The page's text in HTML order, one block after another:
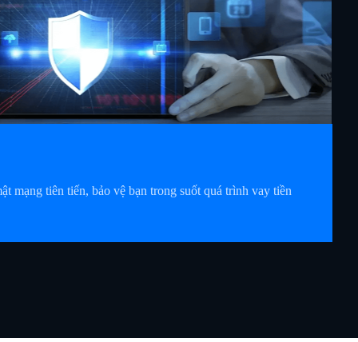
mạng tiên tiến, bảo vệ bạn trong suốt quá trình vay tiền